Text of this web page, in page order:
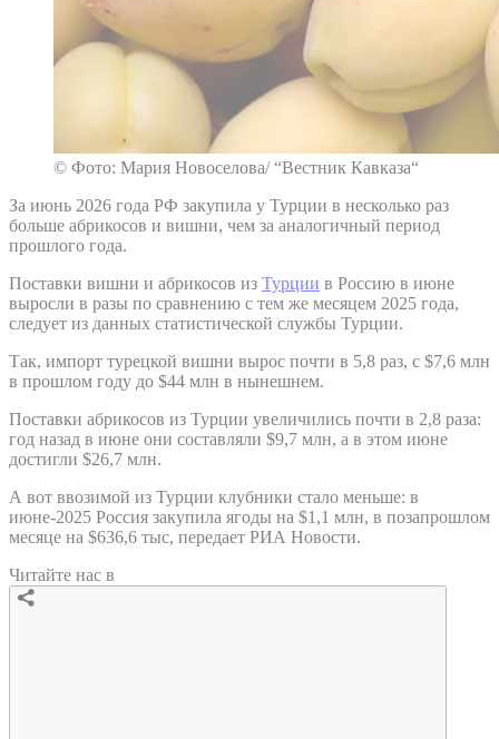
© Фото: Мария Новоселова/ “Вестник Кавказа“
За июнь 2026 года РФ закупила у Турции в несколько раз
больше абрикосов и вишни, чем за аналогичный период
прошлого года.
Поставки вишни и абрикосов из Турции в Россию в июне
выросли в разы по сравнению с тем же месяцем 2025 года,
следует из данных статистической службы Турции.
Так, импорт турецкой вишни вырос почти в 5,8 раз, с $7,6 млн
в прошлом году до $44 млн в нынешнем.
Поставки абрикосов из Турции увеличились почти в 2,8 раза:
год назад в июне они составляли $9,7 млн, а в этом июне
достигли $26,7 млн.
А вот ввозимой из Турции клубники стало меньше: в
июне-2025 Россия закупила ягоды на $1,1 млн, в позапрошлом
месяце на $636,6 тыс, передает РИА Новости.
Читайте нас в